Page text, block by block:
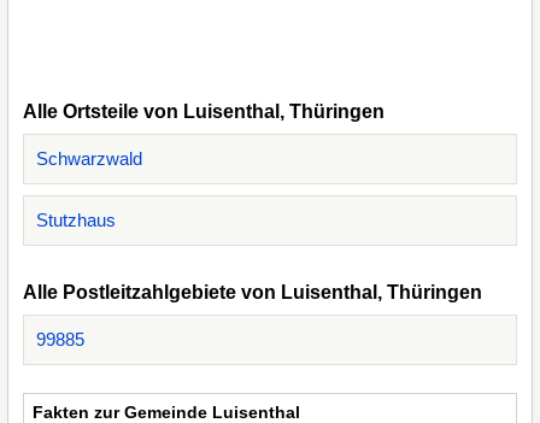
Alle Ortsteile von Luisenthal, Thüringen
Schwarzwald
Stutzhaus
Alle Postleitzahlgebiete von Luisenthal, Thüringen
99885
Fakten zur Gemeinde Luisenthal